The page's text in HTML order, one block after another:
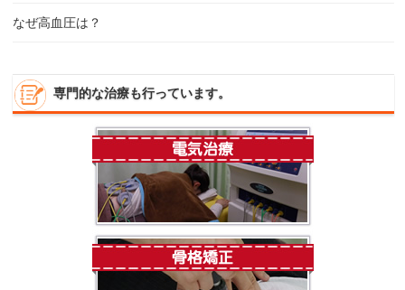
なぜ高血圧は？
専門的な治療も行っています。